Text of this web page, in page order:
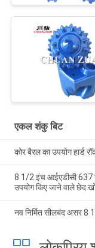
एकल शंकु बिट
कोर बैरल का उपयोग हार्ड
8 1/2 इंच आईएडीसी 637
उपयोग किए जाने वाले छेद
नव निर्मित सीलबंद असर 8